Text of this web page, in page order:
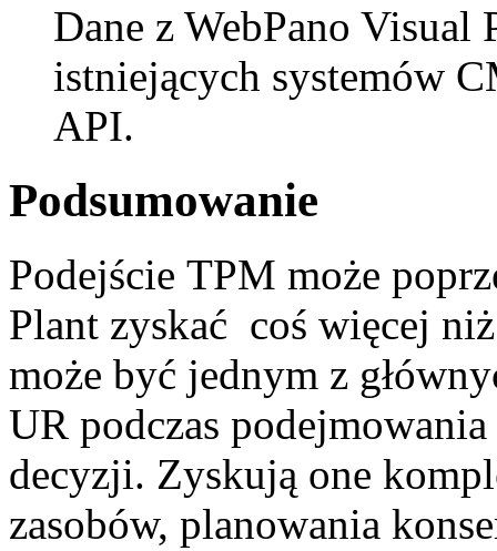
Dane z WebPano Visual
istniejących systemów
API.
Podsumowanie
Podejście TPM może
Plant zyskać coś więcej
może być jednym z
UR podczas podejmowania
decyzji. Zyskują one
zasobów, planowania